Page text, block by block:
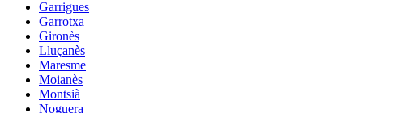
Garrigues
Garrotxa
Gironès
Lluçanès
Maresme
Moianès
Montsià
Noguera